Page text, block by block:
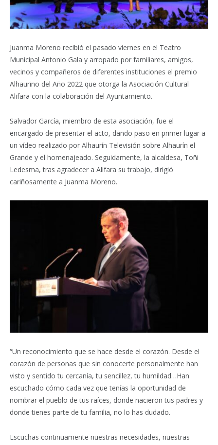
Juanma Moreno recibió el pasado viernes en el Teatro
Municipal Antonio Gala y arropado por familiares, amigos,
vecinos y compañeros de diferentes instituciones el premio
Alhaurino del Año 2022 que otorga la Asociación Cultural
Alifara con la colaboración del Ayuntamiento.
Salvador García, miembro de esta asociación, fue el
encargado de presentar el acto, dando paso en primer lugar a
un vídeo realizado por Alhaurín Televisión sobre Alhaurín el
Grande y el homenajeado. Seguidamente, la alcaldesa, Toñi
Ledesma, tras agradecer a Alifara su trabajo, dirigió
cariñosamente a Juanma Moreno.
“Un reconocimiento que se hace desde el corazón. Desde el
corazón de personas que sin conocerte personalmente han
visto y sentido tu cercanía, tu sencillez, tu humildad…Han
escuchado cómo cada vez que tenías la oportunidad de
nombrar el pueblo de tus raíces, donde nacieron tus padres y
donde tienes parte de tu familia, no lo has dudado.
Escuchas continuamente nuestras necesidades, nuestras